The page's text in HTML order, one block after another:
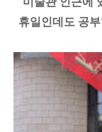
휴일인데도 공